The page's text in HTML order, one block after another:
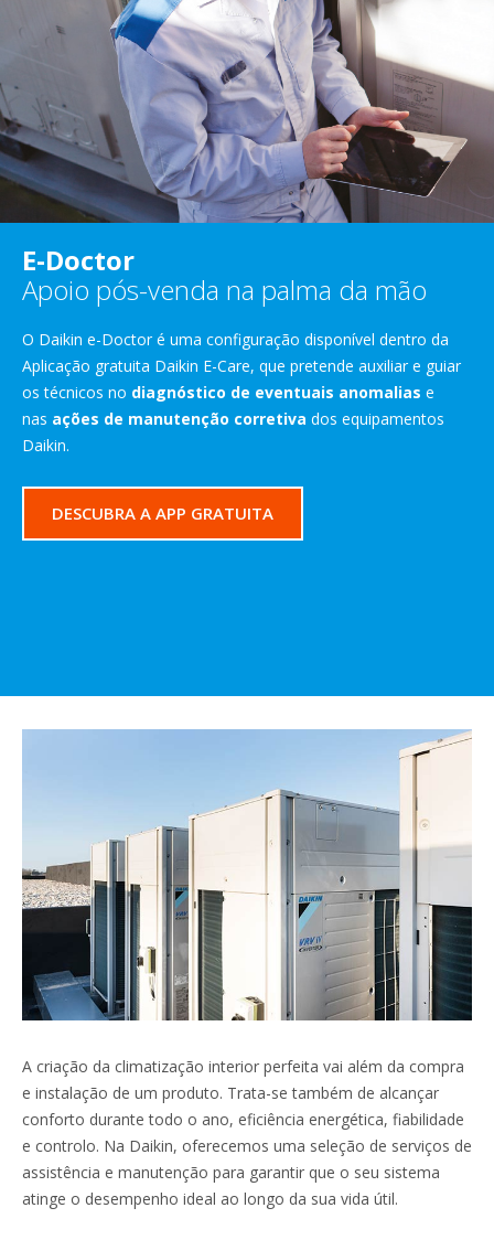
E-Doctor
Apoio pós-venda na palma da mão
O Daikin e-Doctor é uma configuração disponível dentro da
Aplicação gratuita Daikin E-Care, que pretende auxiliar e guiar
os técnicos no diagnóstico de eventuais anomalias e
nas ações de manutenção corretiva dos equipamentos
Daikin.
DESCUBRA A APP GRATUITA
A criação da climatização interior perfeita vai além da compra
e instalação de um produto. Trata-se também de alcançar
conforto durante todo o ano, eficiência energética, fiabilidade
e controlo. Na Daikin, oferecemos uma seleção de serviços de
assistência e manutenção para garantir que o seu sistema
atinge o desempenho ideal ao longo da sua vida útil.